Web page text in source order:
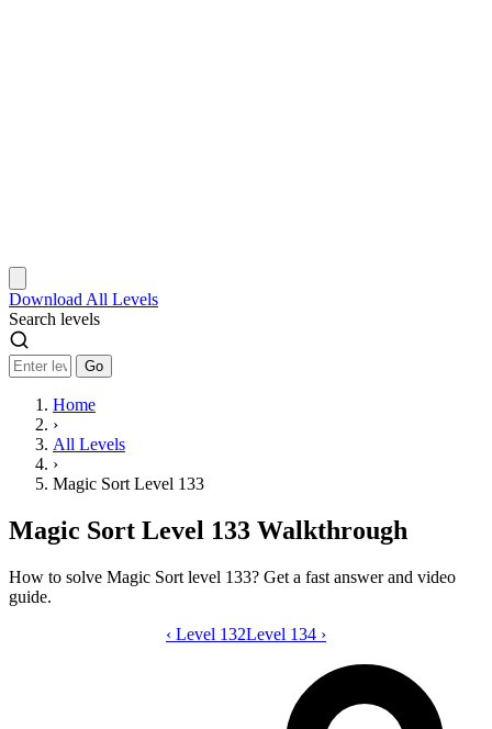
Download All Levels
Search levels
Go
Home
›
All Levels
›
Magic Sort Level 133
Magic Sort Level 133 Walkthrough
How to solve Magic Sort level 133? Get a fast answer and video
guide.
Magic Sort level 133 video guide
‹ Level 132Level 134 ›